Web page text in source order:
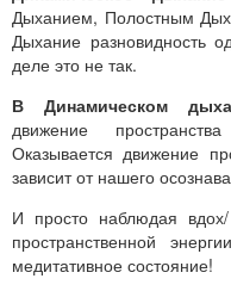
Дыханием, Полостным
Дыхание разновидность
деле это не так.
В Динамическом
движение
Оказывается движение
зависит от нашего
И просто наблюдая
пространственной
медитативное состояние!